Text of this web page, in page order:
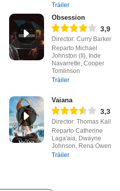
Tráiler
Obsession
3,9
Director: Curry Barker
Reparto Michael
Johnston (II), Inde
Navarrette, Cooper
Tomlinson
Tráiler
Vaiana
3,3
Director: Thomas Kail
Reparto Catherine
Laga'aia, Dwayne
Johnson, Rena Owen
Tráiler